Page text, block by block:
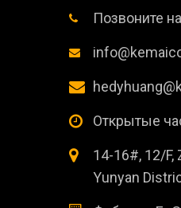
Позвоните
Открытые
14-16#, 12/F,
Yunyan